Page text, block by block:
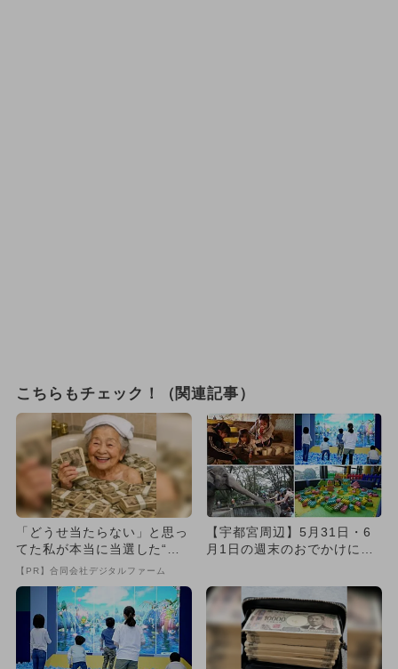
こちらもチェック！（関連記事）
「どうせ当たらない」と思っ
てた私が本当に当選した“買
い方”がこれ
【PR】合同会社デジタルファーム
【宇都宮周辺】5月31日・6
月1日の週末のおでかけにお
キ...